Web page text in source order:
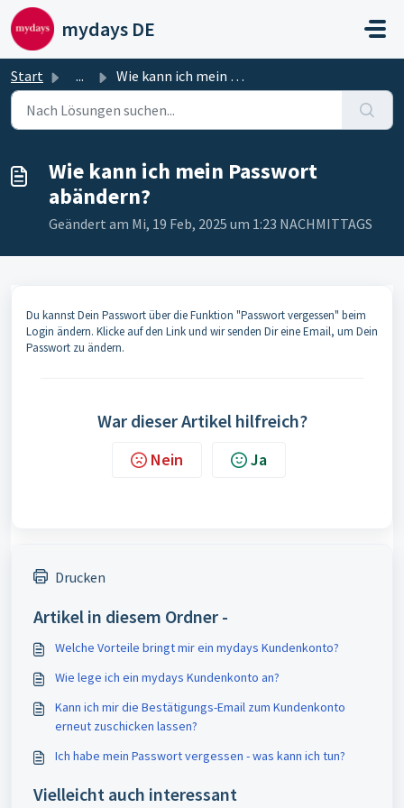
Zum hauptsächlichen Inhalt gehen
mydays DE
Start ... Wie kann ich mein Passwort abändern?
Wie kann ich mein Passwort
abändern?
Geändert am Mi, 19 Feb, 2025 um 1:23 NACHMITTAGS
Du kannst Dein Passwort über die Funktion "Passwort vergessen" beim
Login ändern. Klicke auf den Link und wir senden Dir eine Email, um Dein
Passwort zu ändern.
War dieser Artikel hilfreich?
Nein Ja
Drucken
Artikel in diesem Ordner -
Welche Vorteile bringt mir ein mydays Kundenkonto?
Wie lege ich ein mydays Kundenkonto an?
Kann ich mir die Bestätigungs-Email zum Kundenkonto
erneut zuschicken lassen?
Ich habe mein Passwort vergessen - was kann ich tun?
Vielleicht auch interessant